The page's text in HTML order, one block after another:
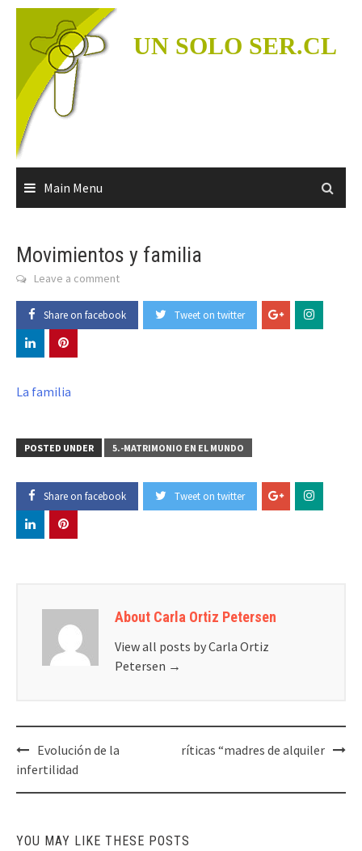
Skip
content
UN SOLO SER.CL
Main Menu
Movimientos y familia
Leave a comment
Share on facebook Tweet on twitter
La familia
POSTED UNDER 5.-MATRIMONIO EN EL MUNDO
Share on facebook Tweet on twitter
About Carla Ortiz Petersen
View all posts by Carla Ortiz
Petersen →
Post
navigation
Evolución de la
infertilidad
ríticas “madres de alquiler
YOU MAY LIKE THESE POSTS